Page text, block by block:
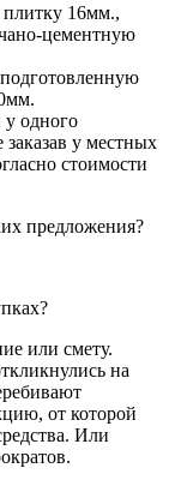
16мм.,
цементную
у одного
у местных
стоимости
предложения?
или смету.
на
от которой
Или